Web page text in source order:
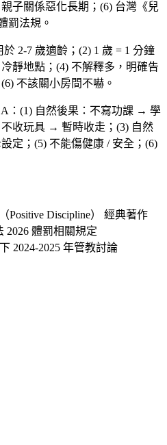
子關係惡化長期；(6) 台灣《兒
罰法規。
於 2-7 歲適齡；(2) 1 歲 = 1 分鐘
靜地點；(4) 不解釋多，明確告
不該關小房間不嚇。
A：(1) 自然後果：不寫功課 → 學
收玩具 → 暫時收走；(3) 自然
定；(5) 不能傷健康 / 安全；(6)
Positive Discipline）
經典著作
2026 體罰相關規定
2024-2025 年管教討論